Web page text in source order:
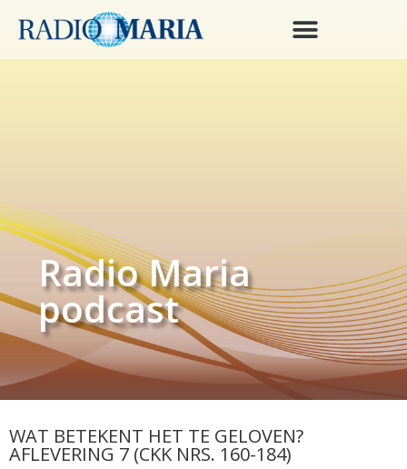
Radio Maria
podcast
WAT BETEKENT HET TE GELOVEN?
AFLEVERING 7 (CKK NRS. 160-184)